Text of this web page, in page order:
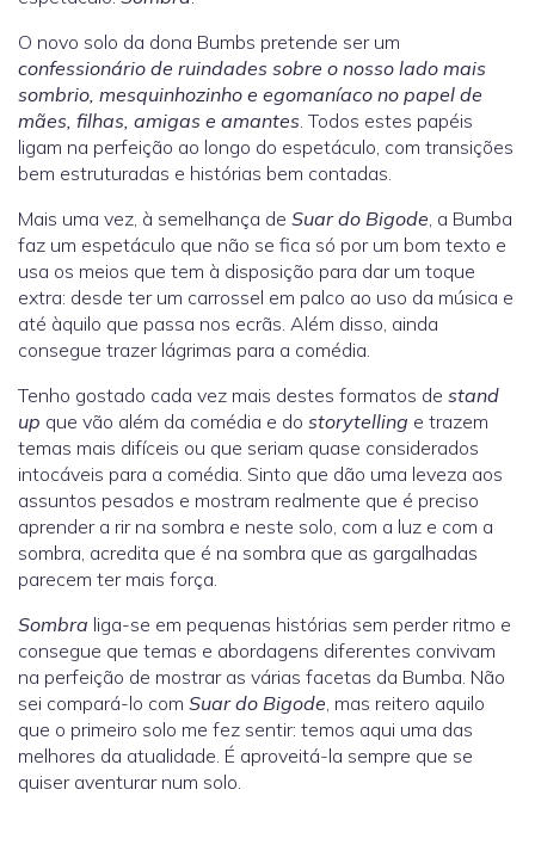
O novo solo da dona Bumbs pretende ser um
confessionário de ruindades sobre o nosso lado mais
sombrio, mesquinhozinho e egomaníaco no papel de
mães, filhas, amigas e amantes. Todos estes papéis
ligam na perfeição ao longo do espetáculo, com transições
bem estruturadas e histórias bem contadas.
Mais uma vez, à semelhança de Suar do Bigode, a Bumba
faz um espetáculo que não se fica só por um bom texto e
usa os meios que tem à disposição para dar um toque
extra: desde ter um carrossel em palco ao uso da música e
até àquilo que passa nos ecrãs. Além disso, ainda
consegue trazer lágrimas para a comédia.
Tenho gostado cada vez mais destes formatos de stand
up que vão além da comédia e do storytelling e trazem
temas mais difíceis ou que seriam quase considerados
intocáveis para a comédia. Sinto que dão uma leveza aos
assuntos pesados e mostram realmente que é preciso
aprender a rir na sombra e neste solo, com a luz e com a
sombra, acredita que é na sombra que as gargalhadas
parecem ter mais força.
Sombra liga-se em pequenas histórias sem perder ritmo e
consegue que temas e abordagens diferentes convivam
na perfeição de mostrar as várias facetas da Bumba. Não
sei compará-lo com Suar do Bigode, mas reitero aquilo
que o primeiro solo me fez sentir: temos aqui uma das
melhores da atualidade. É aproveitá-la sempre que se
quiser aventurar num solo.